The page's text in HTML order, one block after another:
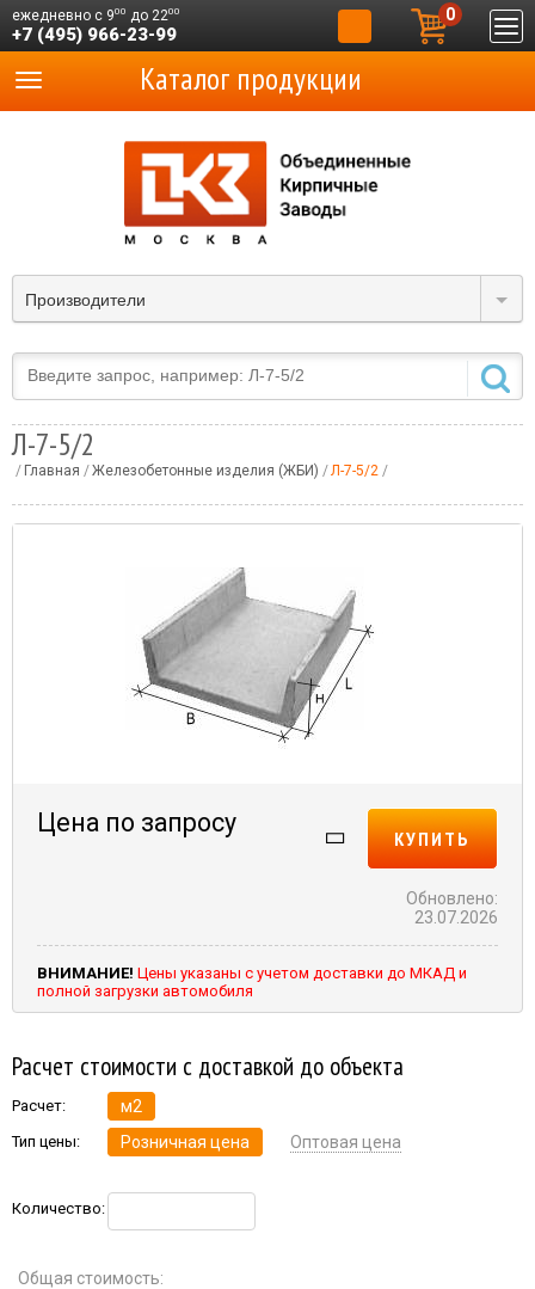
ежедневно с 900 до 2200
+7 (495) 966-23-99
0
Производители
Каталог продукции
Л-7-5/2
Главная Железобетонные изделия (ЖБИ) Л-7-5/2
Цена по запросу
КУПИТЬ
Обновлено:
23.07.2026
ВНИМАНИЕ! Цены указаны с учетом доставки до МКАД и
полной загрузки автомобиля
Расчет стоимости с доставкой до объекта
Расчет: м2
Тип цены: Розничная цена Оптовая цена
Количество:
Общая стоимость: